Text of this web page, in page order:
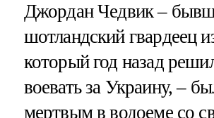
Джордан Чедвик –
шотландский гвардеец
который год назад
воевать за Украину, –
мертвым в водоеме со